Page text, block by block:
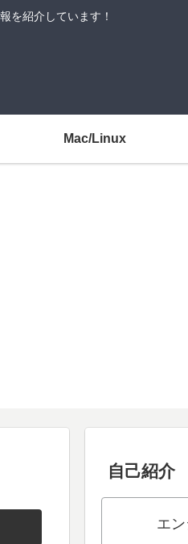
を紹介しています！
Mac/Linux
自己紹介
エ